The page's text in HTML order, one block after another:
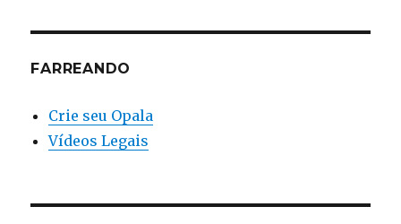
FARREANDO
Crie seu Opala
Vídeos Legais